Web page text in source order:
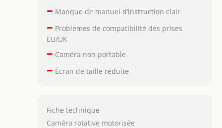
– Manque de manuel d’instruction clair
– Problèmes de compatibilité des prises
EU/UK
– Caméra non portable
– Écran de taille réduite
Fiche technique
Caméra rotative motorisée